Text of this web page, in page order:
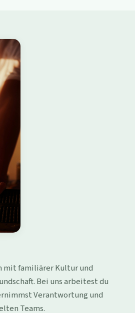
mit familiärer Kultur und
Bei uns arbeitest du
Verantwortung und
Teams.